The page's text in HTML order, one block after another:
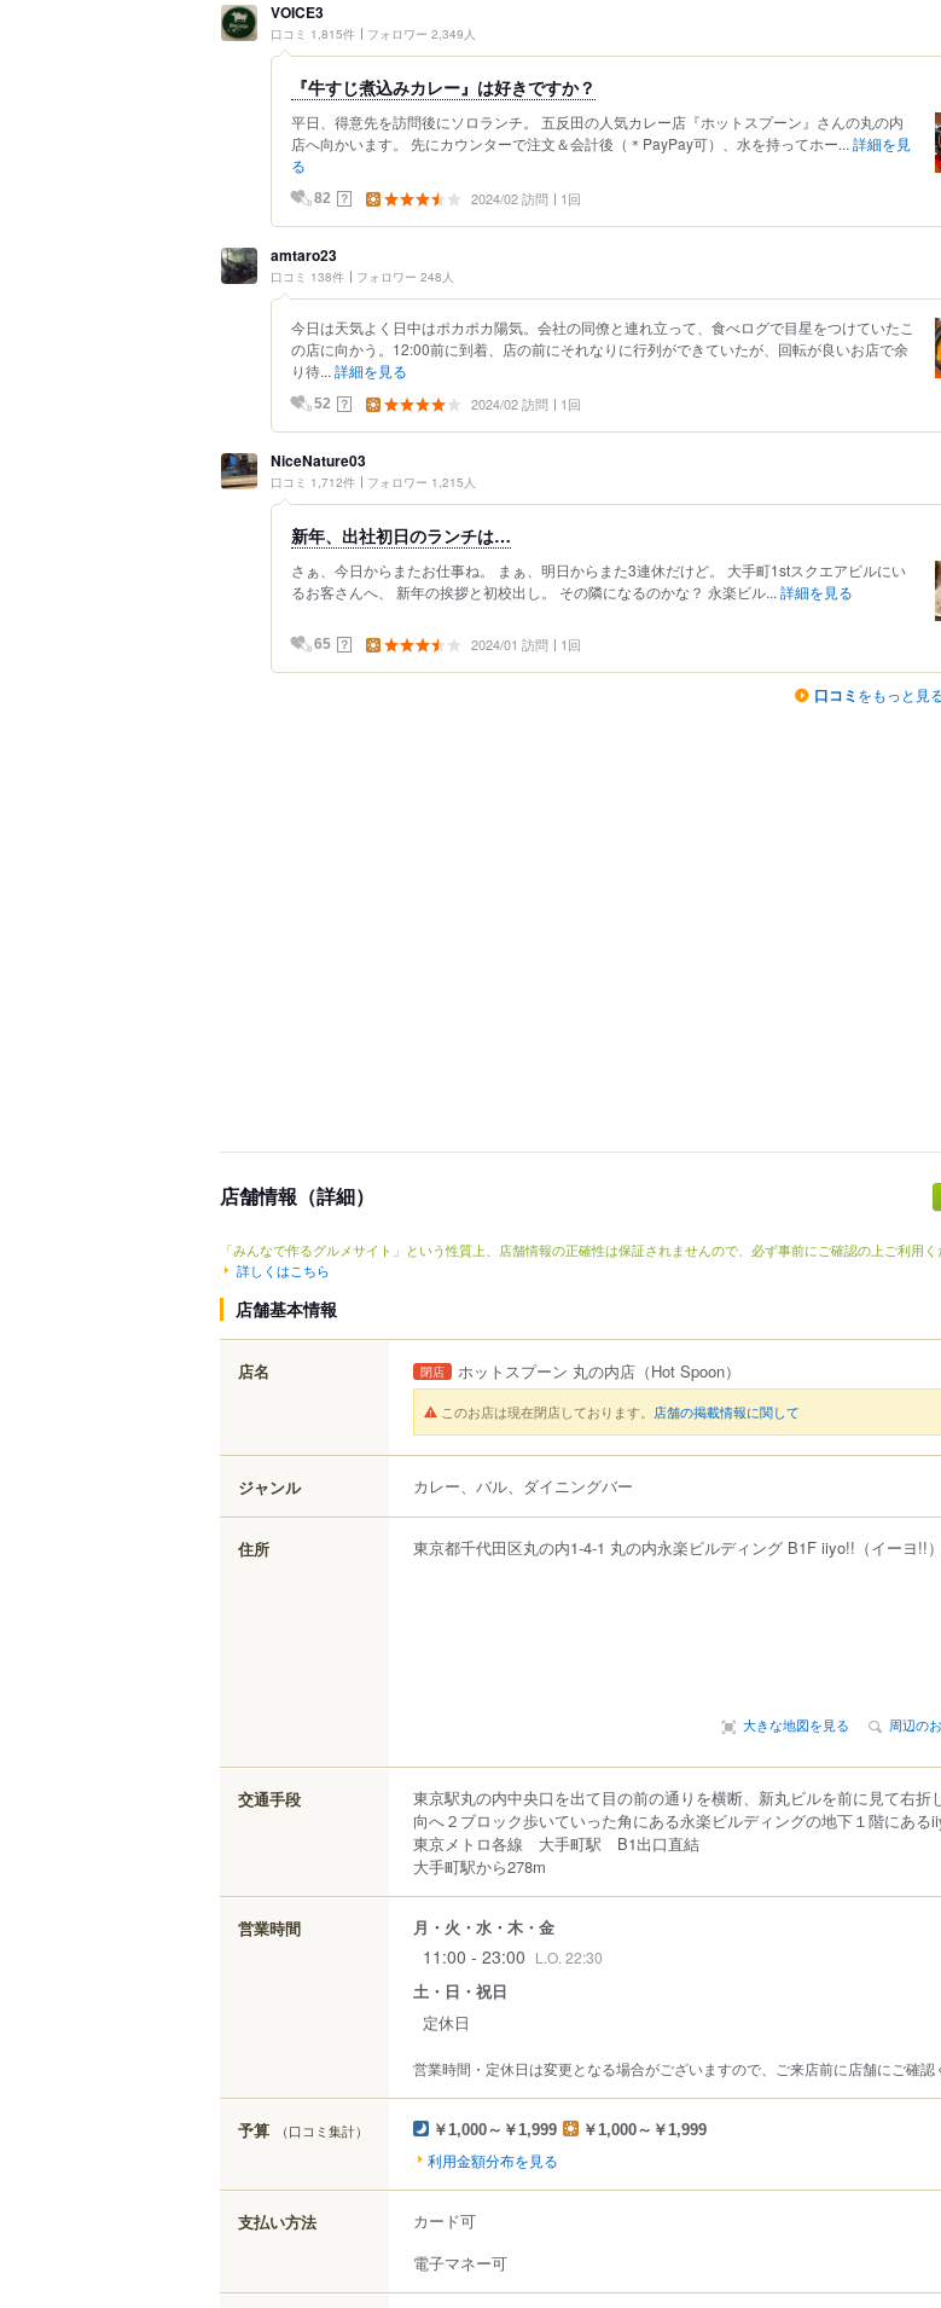
VOICE3
口コミ 1,815件 フォロワー 2,349人
『牛すじ煮込みカレー』は好きですか？
平日、得意先を訪問後にソロランチ。 五反田の人気カレー店『ホットスプーン』さんの丸の内
店へ向かいます。 先にカウンターで注文＆会計後（＊PayPay可）、水を持ってホー... 詳細を見
る
82 ？ 2024/02 訪問 1回
amtaro23
口コミ 138件 フォロワー 248人
今日は天気よく日中はポカポカ陽気。会社の同僚と連れ立って、食べログで目星をつけていたこ
の店に向かう。12:00前に到着、店の前にそれなりに行列ができていたが、回転が良いお店で余
り待... 詳細を見る
52 ？ 2024/02 訪問 1回
NiceNature03
口コミ 1,712件 フォロワー 1,215人
新年、出社初日のランチは…
さぁ、今日からまたお仕事ね。 まぁ、明日からまた3連休だけど。 大手町1stスクエアビルにい
るお客さんへ、 新年の挨拶と初校出し。 その隣になるのかな？ 永楽ビル... 詳細を見る
65 ？ 2024/01 訪問 1回
口コミ をもっと見
店舗情報（詳細）
「みんなで作るグルメサイト」という性質上、店舗情報の正確性は保証されませんので、必ず事前にご確認の上ご利用く
詳しくはこちら
店舗基本情報
店名 閉店 ホットスプーン 丸の内店 （Hot Spoon）
このお店は現在閉店しております。 店舗の掲載情報に関して
ジャンル カレー、バル、ダイニングバー
住所 東京都千代田区丸の内1-4-1 丸の内永楽ビルディング B1F iiyo!!（イーヨ!!
大きな地図を見る 周辺の
交通手段
東京駅丸の内中央口を出て目の前の通りを横断、新丸ビルを前に見て右折
向へ２ブロック歩いていった角にある永楽ビルディングの地下１階にある
東京メトロ各線 大手町駅 B1出口直結
大手町駅から278m
営業時間 月・火・水・木・金
11:00 - 23:00 L.O. 22:30
土・日・祝日
定休日
営業時間・定休日は変更となる場合がございますので、ご来店前に店舗にご確認
予算 （口コミ集計） ￥1,000～￥1,999 ￥1,000～￥1,999
利用金額分布を見る
支払い方法
カード可
電子マネー可